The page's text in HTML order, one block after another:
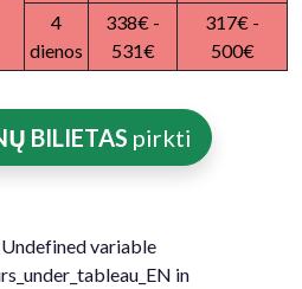
4
dienos
338€ -
531€
317€ -
500€
BILIETAS pirkti
variable
in